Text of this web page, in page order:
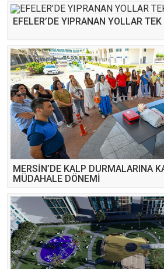
EFELER’DE YIPRANAN YOLLAR
MERSİN’DE KALP DURMALARINA
MÜDAHALE DÖNEMİ